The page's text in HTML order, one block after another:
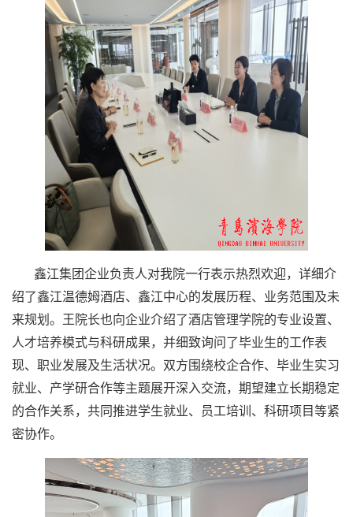
鑫江集团企业负责人对我院一行表示热烈欢迎，详细介
绍了鑫江温德姆酒店、鑫江中心的发展历程、业务范围及未
来规划。王院长也向企业介绍了酒店管理学院的专业设置、
人才培养模式与科研成果，并细致询问了毕业生的工作表
现、职业发展及生活状况。双方围绕校企合作、毕业生实习
就业、产学研合作等主题展开深入交流，期望建立长期稳定
的合作关系，共同推进学生就业、员工培训、科研项目等紧
密协作。